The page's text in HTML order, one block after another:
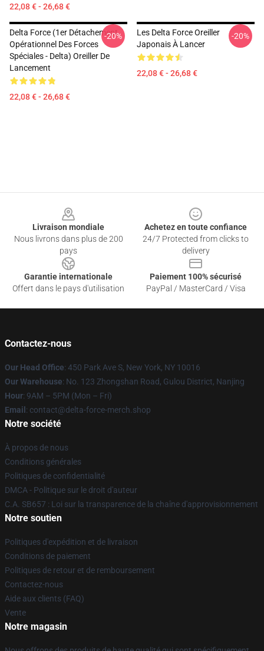
22,08 € - 26,68 €
Delta Force (1er Détachement
Opérationnel Des Forces
Spéciales - Delta) Oreiller De
Lancement
22,08 € - 26,68 €
-20%
Les Delta Force Oreiller
Japonais À Lancer
22,08 € - 26,68 €
-20%
Livraison mondiale
Nous livrons dans plus de 200
pays
Achetez en toute confiance
24/7 Protected from clicks to
delivery
Garantie internationale
Offert dans le pays d'utilisation
Paiement 100% sécurisé
PayPal / MasterCard / Visa
Contactez-nous
Our Head Office: 450 Park Ave S, New York, NY 10016
Our Warehouse: No. 123 Zhongshan Road, Gulou District, Nanjing
Hour: 9AM – 5PM (Mon – Fri)
Email : contact@delta-force-merch.shop
Notre société
À propos de nous
Conditions générales
Politiques de confidentialité
DMCA - Politique sur le droit d'auteur
C.A. SB657 : Loi sur la transparence de la chaîne d'approvisionnement
Notre soutien
Politiques d'expédition et de livraison
Conditions de paiement
Politiques de retour et de remboursement
Contactez-nous
Aide aux clients (FAQ)
Vente
Notre magasin